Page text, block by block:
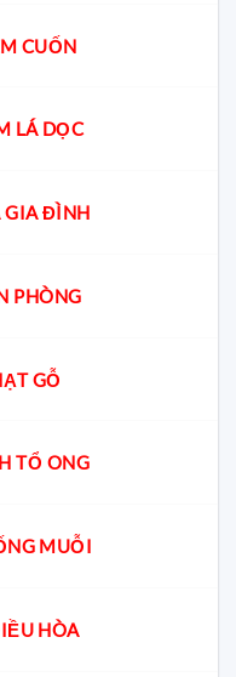
CUỐN
LÁ DỌC
GIA ĐÌNH
PHÒNG
GỖ
TỔ ONG
MUỖI
HÒA